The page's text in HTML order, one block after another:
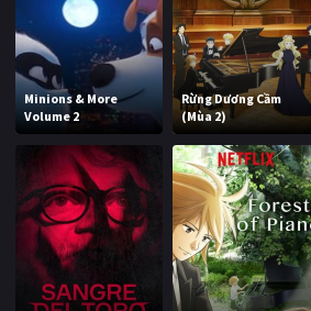
Minions & More
Volume 2
Rừng Dương Cầm
(Mùa 2)